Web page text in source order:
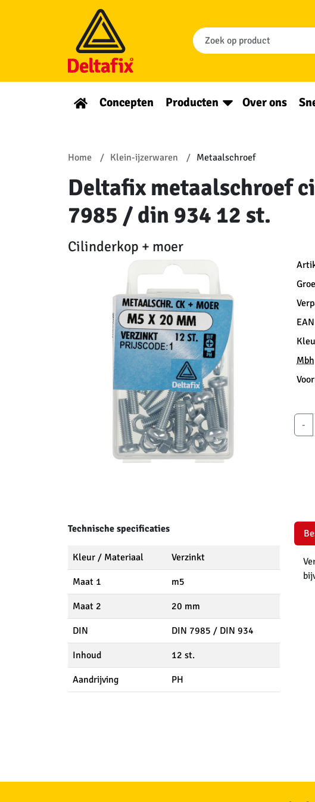
Concepten Producten Over ons
Home Klein-ijzerwaren Metaalschroef
Deltafix metaalschroef
7985 / din 934 12 st.
Cilinderkop + moer
EAN
Mbh
-
Technische specificaties
Kleur / Materiaal Verzinkt
Maat 1 m5
Maat 2 20 mm
DIN DIN 7985 / DIN 934
Inhoud 12 st.
Aandrijving PH